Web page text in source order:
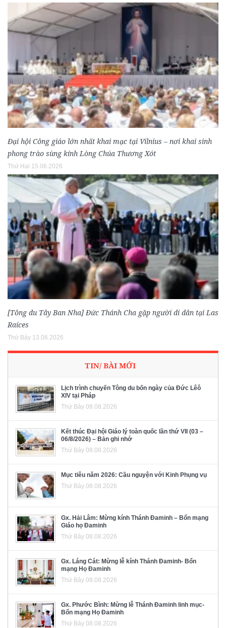
Đại hội Công giáo lớn nhất khai mạc tại Vilnius – nơi khai sinh
phong trào sùng kính Lòng Chúa Thương Xót
Thứ Hai 15.06.2026
[Tông du Tây Ban Nha] Đức Thánh Cha gặp người di dân tại Las
Raíces
Thứ Bảy 13.06.2026
TIN/ BÀI MỚI
Lịch trình chuyến Tông du bốn ngày của Đức Lêô
XIV tại Pháp
Thứ Bảy 08.08.2026
Kết thúc Đại hội Giáo lý toàn quốc lần thứ VII (03 –
06/8/2026) – Bản ghi nhớ
Thứ Bảy 08.08.2026
Mục tiêu năm 2026: Cầu nguyện với Kinh Phụng vụ
Thứ Bảy 08.08.2026
Gx. Hải Lâm: Mừng kính Thánh Đaminh – Bổn mạng
Giáo họ Đaminh
Thứ Bảy 08.08.2026
Gx. Láng Cát: Mừng lễ kính Thánh Đaminh- Bổn
mạng Họ Đaminh
Thứ Bảy 08.08.2026
Gx. Phước Bình: Mừng lễ Thánh Đaminh linh mục-
Bổn mạng Họ Đaminh
Thứ Bảy 08.08.2026